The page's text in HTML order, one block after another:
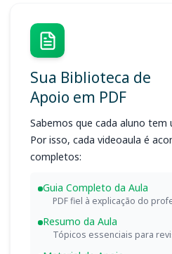
Sua Biblioteca de
Apoio em PDF
Sabemos que cada aluno tem
Por isso, cada videoaula é
completos:
Guia Completo da Aula
PDF fiel à explicação do
Resumo da Aula
Tópicos essenciais para